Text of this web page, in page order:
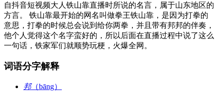
自抖音短视频大人铁山靠直播时所说的名言，属于山东地区的
方言。 铁山靠最开始的网名叫做拳王铁山靠，是因为打拳的
意思，打拳的时候总会说到给你两拳，并且带有邦邦的伴奏，
他个人觉得这个名字蛮好的，所以后面在直播过程中说了这么
一句话，铁家军们就顺势玩梗，火爆全网。
词语分字解释
邦（bāng）